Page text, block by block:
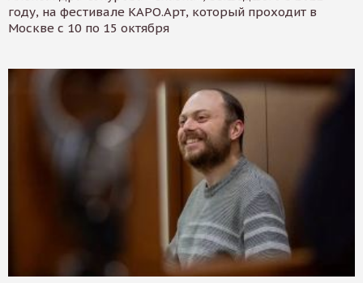
году, на фестивале КАРО.Арт, который проходит в
Москве с 10 по 15 октября